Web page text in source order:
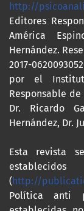
http://
Editores
América
Hernández.
2017-
por el
Responsable
Dr. Ricardo
Hernández, Dr.
Esta revista
(http://
Política anti